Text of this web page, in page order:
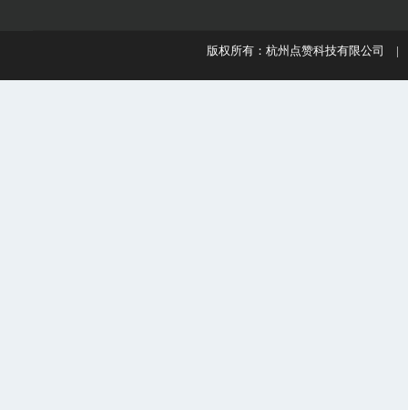
版权所有：杭州点赞科技有限公司